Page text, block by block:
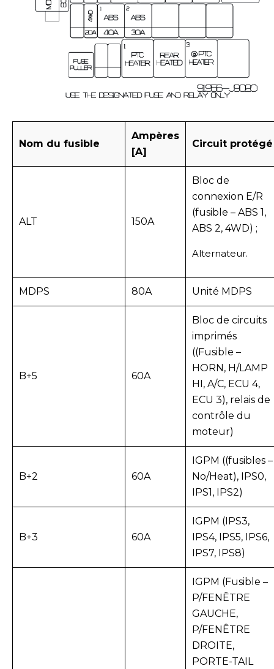
Nom du fusible
Ampères
[A]
Circuit protégé
ALT 150A
Bloc de
connexion E/R
(fusible – ABS 1,
ABS 2, 4WD) ;
Alternateur.
MDPS 80A Unité MDPS
B+5 60A
Bloc de circuits
imprimés
((Fusible –
HORN, H/LAMP
HI, A/C, ECU 4,
ECU 3), relais de
contrôle du
moteur)
B+2 60A
IGPM ((fusibles –
No/Heat), IPS0,
IPS1, IPS2)
B+3 60A
IGPM (IPS3,
IPS4, IPS5, IPS6,
IPS7, IPS8)
IGPM (Fusible –
P/FENÊTRE
GAUCHE,
P/FENÊTRE
DROITE,
PORTE-TAIL